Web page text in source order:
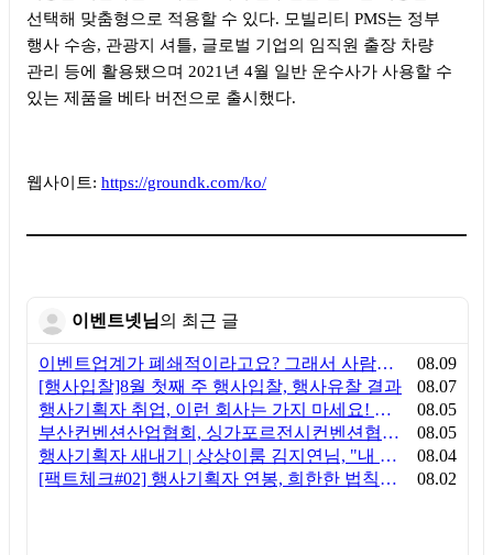
선택해 맞춤형으로 적용할 수 있다. 모빌리티 PMS는 정부
행사 수송, 관광지 셔틀, 글로벌 기업의 임직원 출장 차량
관리 등에 활용됐으며 2021 년 4월 일반 운수사가 사용할 수
있는 제품을 베타 버전으로 출시했다.
웹사이트: https://groundk.com/ko/
이벤트넷님의 최근 글
이벤트업계가 폐쇄적이라고요? 그래서 사람이 안 옵니다
08.09
[행사입찰]8월 첫째 주 행사입찰, 행사유찰 결과
08.07
행사기획자 취업, 이런 회사는 가지 마세요! 신입이 꼭 알아야 할 5가지 기준[이벤트산업 팩트체크#3]
08.05
부산컨벤션산업협회, 싱가포르전시컨벤션협회(SACEOS)와 업무협약 체결… 아시아 마이스 협력 확대
08.05
행사기획자 새내기 | 상상이룸 김지연님, "내 맘대로, 내 뜻대로 행사를 만든다
08.04
[팩트체크#02] 행사기획자 연봉, 희한한 법칙~ '첨에는 비실, 3년만 지나면 튼실'
08.02